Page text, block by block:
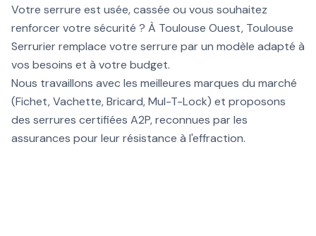
Votre serrure est usée, cassée ou vous souhaitez
renforcer votre sécurité ? À Toulouse Ouest, Toulouse
Serrurier remplace votre serrure par un modèle adapté à
vos besoins et à votre budget.
Nous travaillons avec les meilleures marques du marché
(Fichet, Vachette, Bricard, Mul-T-Lock) et proposons
des serrures certifiées A2P, reconnues par les
assurances pour leur résistance à l'effraction.